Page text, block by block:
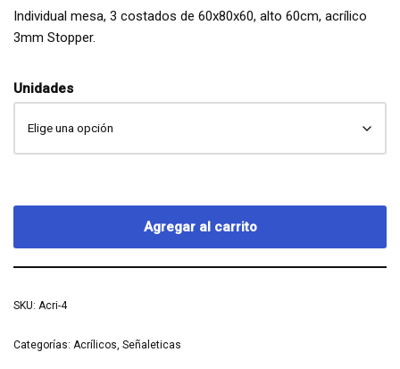
Individual mesa, 3 costados de 60x80x60, alto 60cm, acrílico
3mm Stopper.
Unidades
Agregar al carrito
SKU: Acri-4
Categorías: Acrílicos Señaleticas